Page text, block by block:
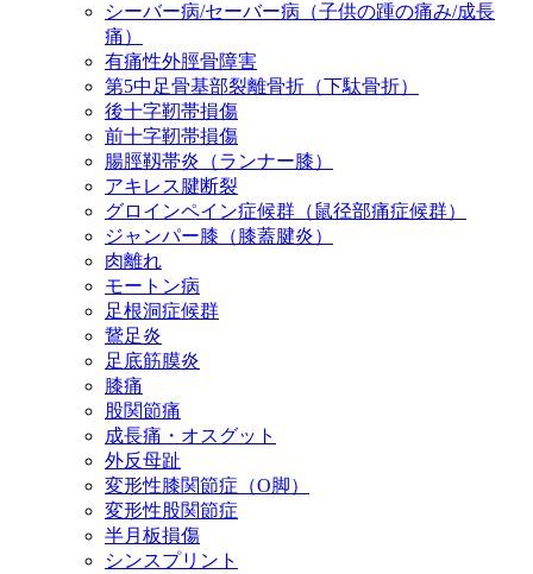
シーバー病/セーバー病（子供の踵の痛み/成長
痛）
有痛性外脛骨障害
第5中足骨基部裂離骨折（下駄骨折）
後十字靭帯損傷
前十字靭帯損傷
腸脛靱帯炎（ランナー膝）
アキレス腱断裂
グロインペイン症候群（鼠径部痛症候群）
ジャンパー膝（膝蓋腱炎）
肉離れ
モートン病
足根洞症候群
鵞足炎
足底筋膜炎
膝痛
股関節痛
成長痛・オスグット
外反母趾
変形性膝関節症（O脚）
変形性股関節症
半月板損傷
シンスプリント